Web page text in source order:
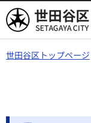
世田谷区
世田谷区トップページ